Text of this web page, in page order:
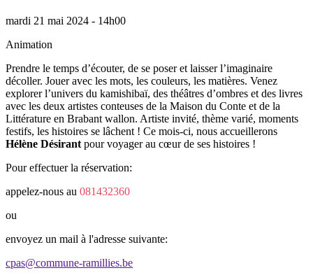
mardi 21 mai 2024 - 14h00
Animation
Prendre le temps d’écouter, de se poser et laisser l’imaginaire
décoller. Jouer avec les mots, les couleurs, les matières. Venez
explorer l’univers du kamishibaï, des théâtres d’ombres et des livres
avec les deux artistes conteuses de la Maison du Conte et de la
Littérature en Brabant wallon. Artiste invité, thème varié, moments
festifs, les histoires se lâchent ! Ce mois-ci, nous accueillerons
Hélène Désirant pour voyager au cœur de ses histoires !
Pour effectuer la réservation:
appelez-nous au 081432360
ou
envoyez un mail à l'adresse suivante:
cpas@commune-ramillies.be